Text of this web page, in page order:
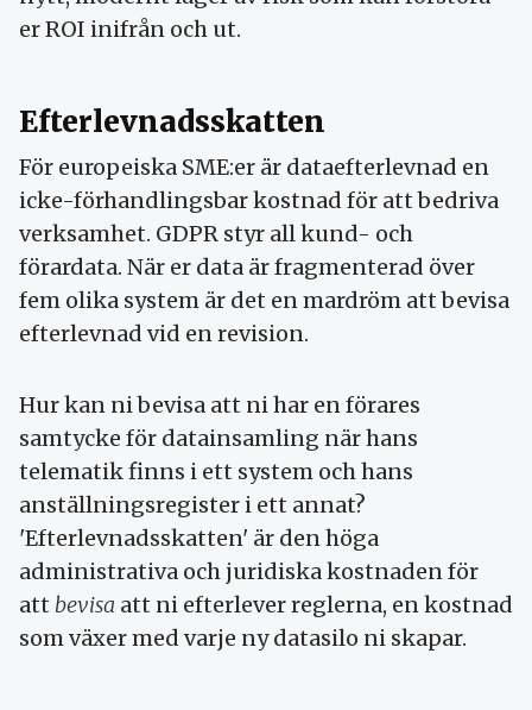
er ROI inifrån och ut.
Efterlevnadsskatten
För europeiska SME:er är dataefterlevnad en
icke-förhandlingsbar kostnad för att bedriva
verksamhet. GDPR styr all kund- och
förardata. När er data är fragmenterad över
fem olika system är det en mardröm att bevisa
efterlevnad vid en revision.
Hur kan ni bevisa att ni har en förares
samtycke för datainsamling när hans
telematik finns i ett system och hans
anställningsregister i ett annat?
'Efterlevnadsskatten' är den höga
administrativa och juridiska kostnaden för
att bevisa att ni efterlever reglerna, en kostnad
som växer med varje ny datasilo ni skapar.